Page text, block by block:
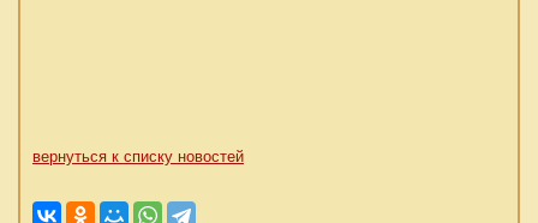
вернуться к списку новостей